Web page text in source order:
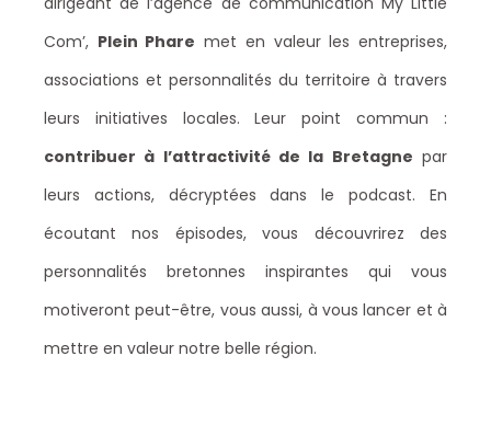
Com’, Plein Phare met en valeur les entreprises,
associations et personnalités du territoire à travers
leurs initiatives locales. Leur point commun :
contribuer à l’attractivité de la Bretagne par
leurs actions, décryptées dans le podcast. En
écoutant nos épisodes, vous découvrirez des
personnalités bretonnes inspirantes qui vous
motiveront peut-être, vous aussi, à vous lancer et à
mettre en valeur notre belle région.